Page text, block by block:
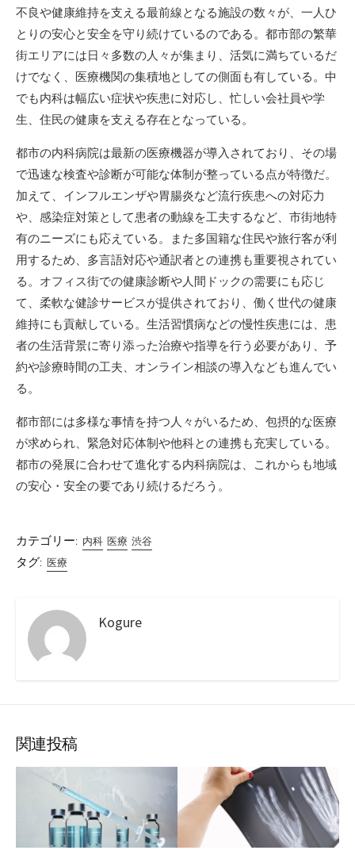
不良や健康維持を支える最前線となる施設の数々が、一人ひ
とりの安心と安全を守り続けているのである。都市部の繁華
街エリアには日々多数の人々が集まり、活気に満ちているだ
けでなく、医療機関の集積地としての側面も有している。中
でも内科は幅広い症状や疾患に対応し、忙しい会社員や学
生、住民の健康を支える存在となっている。
都市の内科病院は最新の医療機器が導入されており、その場
で迅速な検査や診断が可能な体制が整っている点が特徴だ。
加えて、インフルエンザや胃腸炎など流行疾患への対応力
や、感染症対策として患者の動線を工夫するなど、市街地特
有のニーズにも応えている。また多国籍な住民や旅行客が利
用するため、多言語対応や通訳者との連携も重要視されてい
る。オフィス街での健康診断や人間ドックの需要にも応じ
て、柔軟な健診サービスが提供されており、働く世代の健康
維持にも貢献している。生活習慣病などの慢性疾患には、患
者の生活背景に寄り添った治療や指導を行う必要があり、予
約や診療時間の工夫、オンライン相談の導入なども進んでい
る。
都市部には多様な事情を持つ人々がいるため、包摂的な医療
が求められ、緊急対応体制や他科との連携も充実している。
都市の発展に合わせて進化する内科病院は、これからも地域
の安心・安全の要であり続けるだろう。
カテゴリー: 内科 医療 渋谷
タグ: 医療
Kogure
関連投稿